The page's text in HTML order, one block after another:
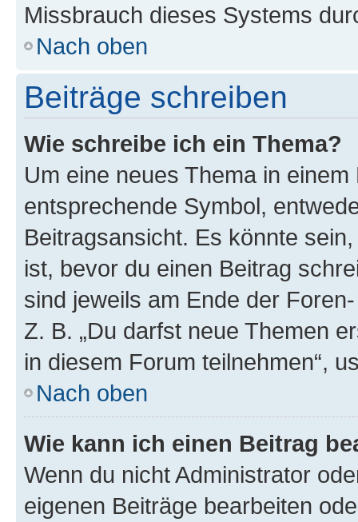
Missbrauch dieses Systems
Nach oben
Beiträge schreiben
Wie schreibe ich ein Thema?
Um eine neues Thema in
entsprechende Symbol,
Beitragsansicht. Es könnte
ist, bevor du einen Beitrag
sind jeweils am Ende der
Z. B. „Du darfst neue Themen
in diesem Forum teilnehmen“,
Nach oben
Wie kann ich einen Beitrag
Wenn du nicht Administrator
eigenen Beiträge bearbeiten